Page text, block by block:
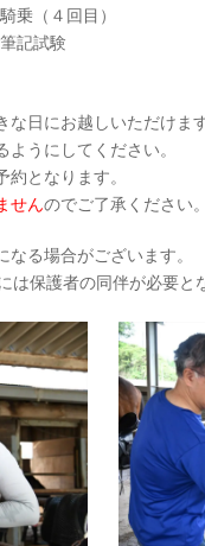
乗（４回目）
記試験
な日にお越しいただけます
ようにしてください。
約となります。
せんのでご了承ください。
る場合がございます。
保護者の同伴が必要と